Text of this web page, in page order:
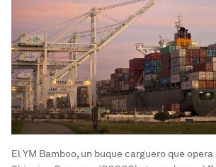
El YM Bamboo, un buque carguero que opera